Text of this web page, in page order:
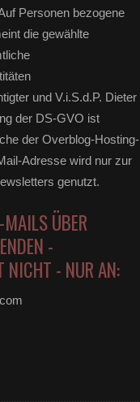
Personen bezogene
die gewählte
und V.i.S.d.P. Dieter
der DS-GVO ist
der Overblog-Hosting-
Adresse wird nur zur
genutzt.
ÜBER
-
NICHT - NUR AN: